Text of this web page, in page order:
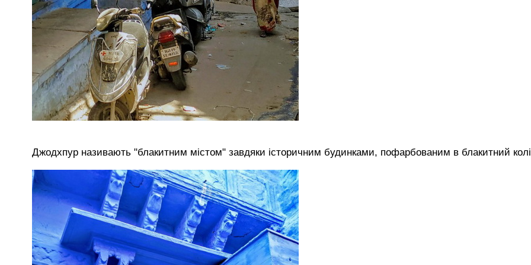
Джодхпур називають "блакитним містом" завдяки історичним будинками, пофарбованим в блакитний